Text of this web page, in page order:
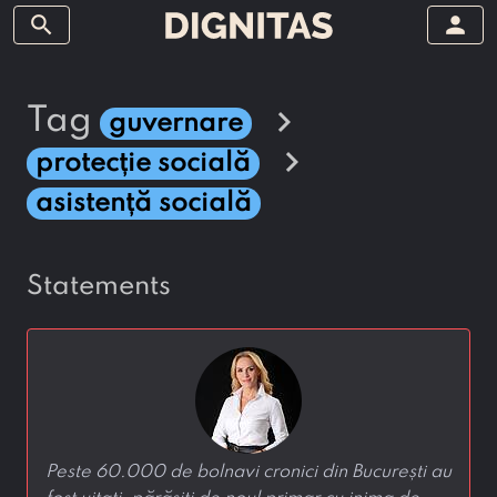
search person
tag guvernare chevron_right
protecție socială chevron_right
asistență socială
statements
Peste 60.000 de bolnavi cronici din București au